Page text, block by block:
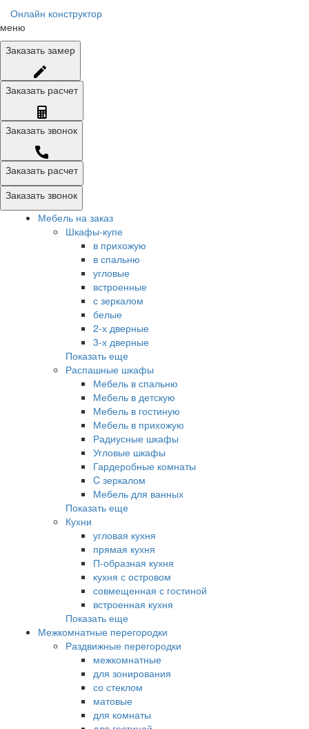
Онлайн конструктор
меню
Заказать замер
Заказать расчет
Заказать звонок
Заказать расчет
Заказать звонок
Мебель на заказ
Шкафы-купе
в прихожую
в спальню
угловые
встроенные
с зеркалом
белые
2-х дверные
3-х дверные
Показать еще
Распашные шкафы
Мебель в спальню
Мебель в детскую
Мебель в гостиную
Мебель в прихожую
Радиусные шкафы
Угловые шкафы
Гардеробные комнаты
C зеркалом
Мебель для ванных
Показать еще
Кухни
угловая кухня
прямая кухня
П-образная кухня
кухня с островом
совмещенная с гостиной
встроенная кухня
Показать еще
Межкомнатные перегородки
Раздвижные перегородки
межкомнатные
для зонирования
со стеклом
матовые
для комнаты